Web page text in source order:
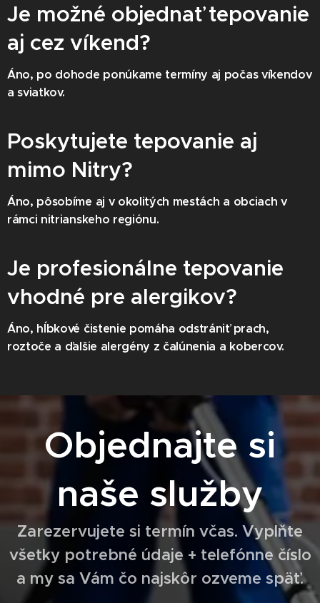
Je možné objednať tepovanie
aj cez víkend?
Áno, po dohode ponúkame termíny aj počas víkendov
a sviatkov.
Poskytujete tepovanie aj
mimo Nitry?
Áno, pôsobíme aj v okolitých mestách a obciach v
rámci nitrianskeho regiónu.
Je profesionálne tepovanie
vhodné pre alergikov?
Áno, hĺbkové čistenie pomáha odstrániť prach,
roztoče a ďalšie alergény z čalúnenia a kobercov.
Objednajte si
naše služby
Zarezervujete si termín včas. Vyplňte
všetky potrebné údaje + telefónne číslo
a my sa Vám čo najskôr ozveme späť.